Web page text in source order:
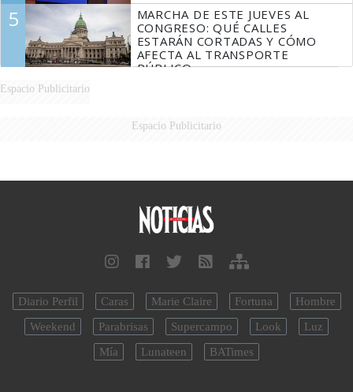
5
MARCHA DE ESTE JUEVES AL
CONGRESO: QUÉ CALLES
ESTARÁN CORTADAS Y CÓMO
AFECTA AL TRANSPORTE
PÚBLICO
Espacio Publicitario
Espacio Publicitario
Diario Perfil Caras Marie Claire Fortuna
Hombre
Weekend
Parabrisas Supercampo Look
Luz
Mía
Lunateen BATimes